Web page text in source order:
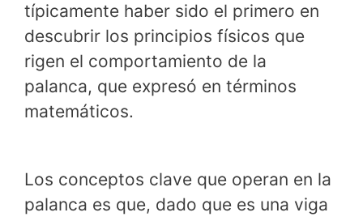
típicamente haber sido el primero en
descubrir los principios físicos que
rigen el comportamiento de la
palanca, que expresó en términos
matemáticos.
Los conceptos clave que operan en la
palanca es que, dado que es una viga